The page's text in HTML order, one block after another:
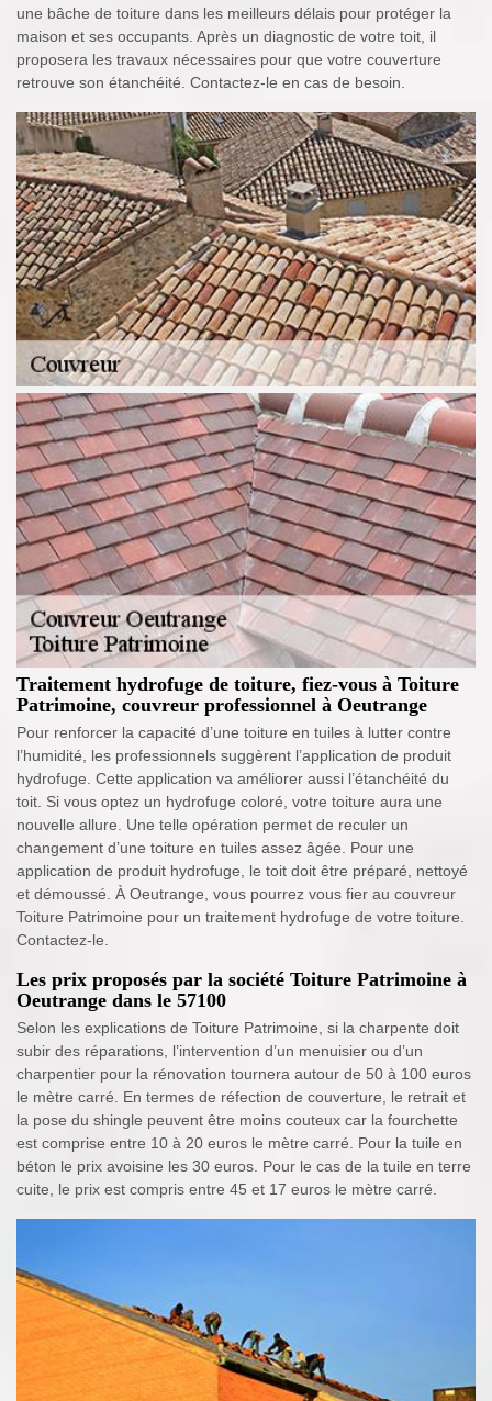
une bâche de toiture dans les meilleurs délais pour protéger la
maison et ses occupants. Après un diagnostic de votre toit, il
proposera les travaux nécessaires pour que votre couverture
retrouve son étanchéité. Contactez-le en cas de besoin.
Traitement hydrofuge de toiture, fiez-vous à Toiture
Patrimoine, couvreur professionnel à Oeutrange
Pour renforcer la capacité d’une toiture en tuiles à lutter contre
l’humidité, les professionnels suggèrent l’application de produit
hydrofuge. Cette application va améliorer aussi l’étanchéité du
toit. Si vous optez un hydrofuge coloré, votre toiture aura une
nouvelle allure. Une telle opération permet de reculer un
changement d’une toiture en tuiles assez âgée. Pour une
application de produit hydrofuge, le toit doit être préparé, nettoyé
et démoussé. À Oeutrange, vous pourrez vous fier au couvreur
Toiture Patrimoine pour un traitement hydrofuge de votre toiture.
Contactez-le.
Les prix proposés par la société Toiture Patrimoine à
Oeutrange dans le 57100
Selon les explications de Toiture Patrimoine, si la charpente doit
subir des réparations, l’intervention d’un menuisier ou d’un
charpentier pour la rénovation tournera autour de 50 à 100 euros
le mètre carré. En termes de réfection de couverture, le retrait et
la pose du shingle peuvent être moins couteux car la fourchette
est comprise entre 10 à 20 euros le mètre carré. Pour la tuile en
béton le prix avoisine les 30 euros. Pour le cas de la tuile en terre
cuite, le prix est compris entre 45 et 17 euros le mètre carré.